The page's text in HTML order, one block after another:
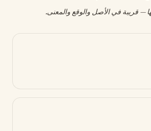
— قريبة في الأصل والوقع والمعنى.